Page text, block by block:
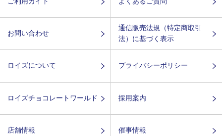
お問い合わせ
通信販売法規（特定商取引
法）に基づく表示
ロイズについて プライバシーポリシー
ロイズチョコレートワールド 採用案内
店舗情報 催事情報